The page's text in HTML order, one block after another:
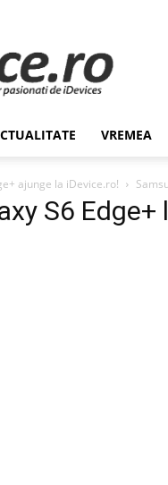
VREMEA
ajunge la iDevice.ro!
S6 Edge+